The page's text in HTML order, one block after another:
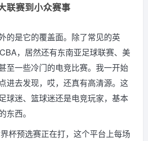
联赛到小众赛事
的是它的覆盖面。除了常见的英
，居然还有东南亚足球联赛、美
至一些冷门的电竞比赛。我一开始
进去发现，哎，还真有高清源。这
球迷、篮球迷还是电竞玩家，基本
东西。
杯预选赛正在打，这个平台上每场